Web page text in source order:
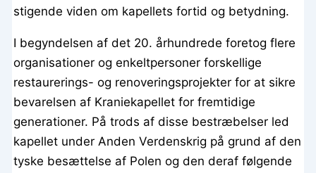
stigende viden om kapellets fortid og betydning.
I begyndelsen af det 20. århundrede foretog flere
organisationer og enkeltpersoner forskellige
restaurerings- og renoveringsprojekter for at sikre
bevarelsen af Kraniekapellet for fremtidige
generationer. På trods af disse bestræbelser led
kapellet under Anden Verdenskrig på grund af den
tyske besættelse af Polen og den deraf følgende